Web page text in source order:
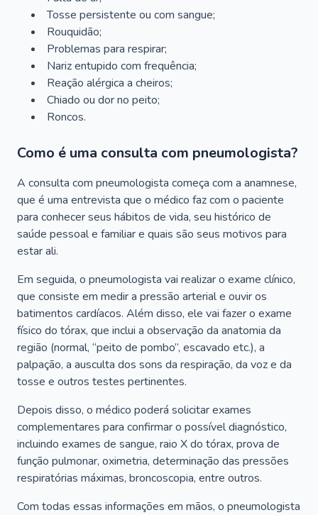
Tosse persistente ou com sangue;
Rouquidão;
Problemas para respirar;
Nariz entupido com frequência;
Reação alérgica a cheiros;
Chiado ou dor no peito;
Roncos.
Como é uma consulta com pneumologista?
A consulta com pneumologista começa com a anamnese,
que é uma entrevista que o médico faz com o paciente
para conhecer seus hábitos de vida, seu histórico de
saúde pessoal e familiar e quais são seus motivos para
estar ali.
Em seguida, o pneumologista vai realizar o exame clínico,
que consiste em medir a pressão arterial e ouvir os
batimentos cardíacos. Além disso, ele vai fazer o exame
físico do tórax, que inclui a observação da anatomia da
região (normal, “peito de pombo”, escavado etc.), a
palpação, a ausculta dos sons da respiração, da voz e da
tosse e outros testes pertinentes.
Depois disso, o médico poderá solicitar exames
complementares para confirmar o possível diagnóstico,
incluindo exames de sangue, raio X do tórax, prova de
função pulmonar, oximetria, determinação das pressões
respiratórias máximas, broncoscopia, entre outros.
Com todas essas informações em mãos, o pneumologista